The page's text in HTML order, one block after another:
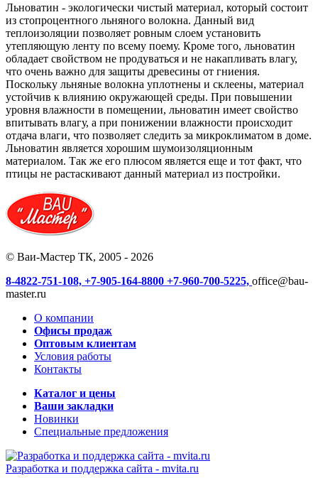
Льноватин - экологически чистый материал, который состоит
из стопроцентного льняного волокна. Данный вид
теплоизоляции позволяет ровным слоем установить
утепляющую ленту по всему поему. Кроме того, льноватин
обладает свойством не продуваться и не накапливать влагу,
что очень важно для защиты древесины от гниения.
Поскольку льняные волокна уплотнены и склеены, материал
устойчив к влиянию окружающей среды. При повышении
уровня влажности в помещении, льноватин имеет свойство
впитывать влагу, а при понижении влажности происходит
отдача влаги, что позволяет следить за микроклиматом в доме.
Льноватин является хорошим шумоизоляционным
материалом. Так же его плюсом является еще и тот факт, что
птицы не растаскивают данный материал из постройки.
© Ваи-Мастер ТК, 2005 - 2026
8-4822-751-108, +7-905-164-8800 +7-960-700-5225, office@bau-
master.ru
О компании
Офисы продаж
Оптовым клиентам
Условия работы
Контакты
Каталог и цены
Ваши закладки
Новинки
Специальные предложения
Разработка и поддержка сайта - mvita.ru